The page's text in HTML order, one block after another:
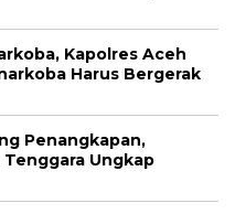
Kapolres Aceh
Harus Bergerak
Penangkapan,
Ungkap